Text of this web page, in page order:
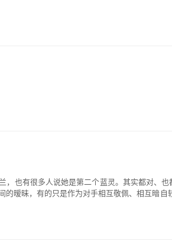
也有很多人说她是第二个蓝灵。其实都对、
暧昧，有的只是作为对手相互敬佩、相互暗